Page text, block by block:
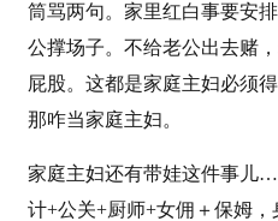
筒骂两句。家里红白事要安
公撑场子。不给老公出去赌
屁股。这都是家庭主妇必须
那咋当家庭主妇。
家庭主妇还有带娃这件事儿
计+公关+厨师+女佣＋保姆